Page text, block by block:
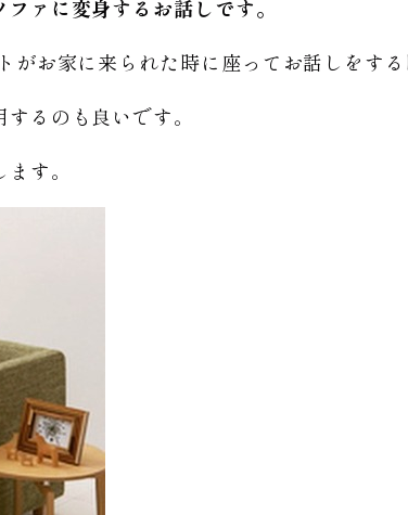
ァに変身するお話しです。
お家に来られた時に座ってお話しをする
るのも良いです。
す。